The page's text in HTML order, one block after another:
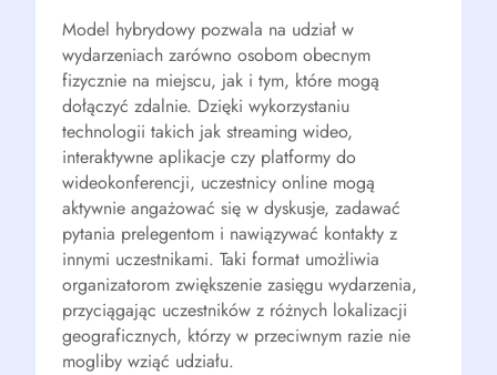
Model hybrydowy pozwala na udział w
wydarzeniach zarówno osobom obecnym
fizycznie na miejscu, jak i tym, które mogą
dołączyć zdalnie. Dzięki wykorzystaniu
technologii takich jak streaming wideo,
interaktywne aplikacje czy platformy do
wideokonferencji, uczestnicy online mogą
aktywnie angażować się w dyskusje, zadawać
pytania prelegentom i nawiązywać kontakty z
innymi uczestnikami. Taki format umożliwia
organizatorom zwiększenie zasięgu wydarzenia,
przyciągając uczestników z różnych lokalizacji
geograficznych, którzy w przeciwnym razie nie
mogliby wziąć udziału.